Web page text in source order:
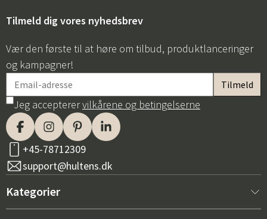
Tilmeld dig vores nyhedsbrev
Vær den første til at høre om tilbud, produktlanceringer
og kampagner!
Jeg accepterervilkårene og betingelserne
+45-78712309
support@hultens.dk
Kategorier